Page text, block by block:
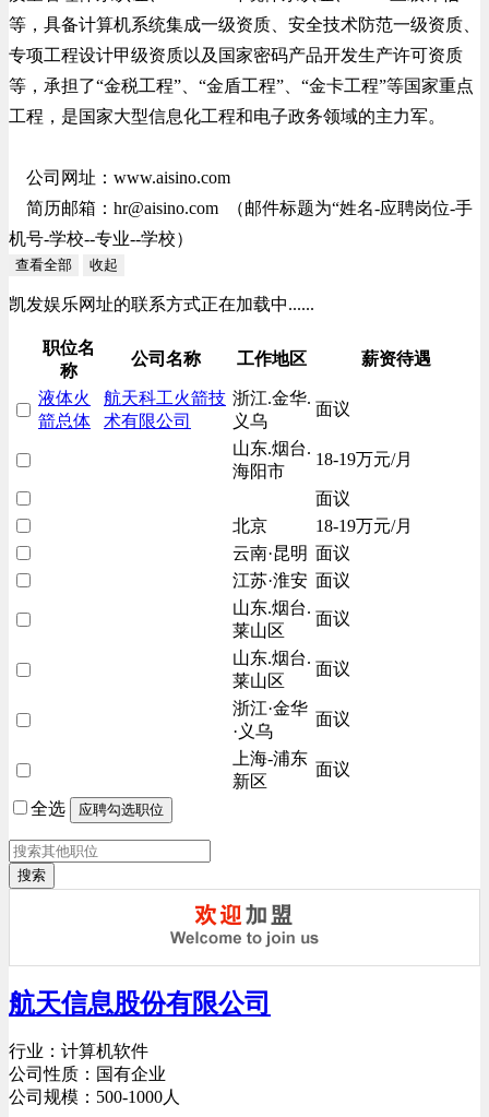
等，具备计算机系统集成一级资质、安全技术防范一级资质、
专项工程设计甲级资质以及国家密码产品开发生产许可资质
等，承担了“金税工程”、“金盾工程”、“金卡工程”等国家重点
工程，是国家大型信息化工程和电子政务领域的主力军。
公司网址：www.aisino.com
简历邮箱： hr@aisino.com （邮件标题为“姓名-应聘岗位-手
机号-学校--专业--学校）
查看全部 收起
凯发娱乐网址的联系方式正在加载中......
职位名
称
公司名称 工作地区 薪资待遇
液体火
箭总体
航天科工火箭技
术有限公司
浙江.金华.
义乌
面议
山东.烟台.
海阳市
18-19万元/月
面议
北京
18-19万元/月
云南·昆明 面议
江苏·淮安 面议
山东.烟台.
莱山区
面议
山东.烟台.
莱山区
面议
浙江·金华
·义乌
面议
上海-浦东
新区
面议
全选
搜索
航天信息股份有限公司
行业：计算机软件
公司性质：国有企业
公司规模：500-1000人